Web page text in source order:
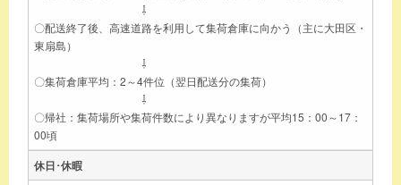
⇩
〇配送終了後、高速道路を利用して集荷倉庫に向かう（主に大田区・
東扇島）
⇩
〇集荷倉庫平均：2～4件位（翌日配送分の集荷）
⇩
〇帰社：集荷場所や集荷件数により異なりますが平均15：00～17：
00頃
休日･休暇